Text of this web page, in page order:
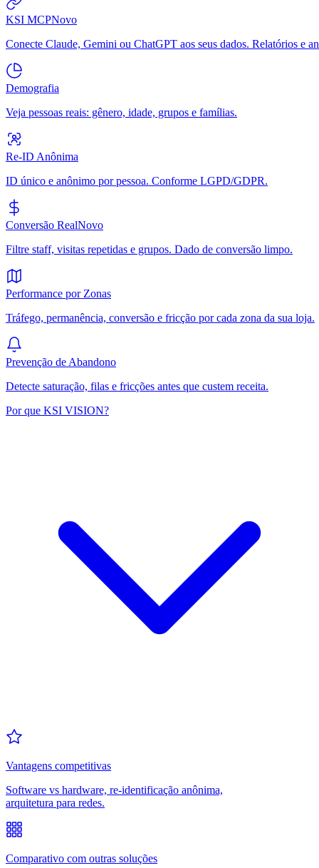
KSI MCPNovo
Conecte Claude, Gemini ou ChatGPT aos seus dados. Relatórios e
Demografia
Veja pessoas reais: gênero, idade, grupos e famílias.
Re-ID Anônima
ID único e anônimo por pessoa. Conforme LGPD/GDPR.
Conversão RealNovo
Filtre staff, visitas repetidas e grupos. Dado de conversão limpo.
Performance por Zonas
Tráfego, permanência, conversão e fricção por cada zona da sua loja.
Prevenção de Abandono
Detecte saturação, filas e fricções antes que custem receita.
Por que KSI VISION?
Vantagens competitivas
Software vs hardware, re-identificação anônima,
arquitetura para redes.
Comparativo com outras soluções